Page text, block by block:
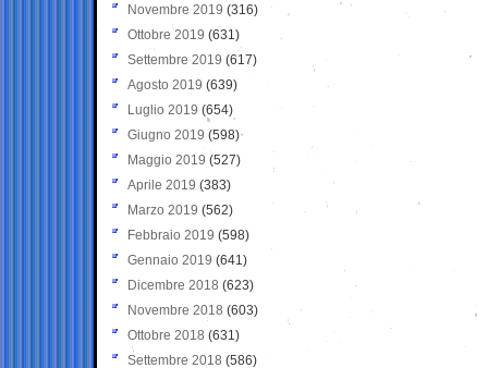
Novembre 2019 (316)
Ottobre 2019 (631)
Settembre 2019 (617)
Agosto 2019 (639)
Luglio 2019 (654)
Giugno 2019 (598)
Maggio 2019 (527)
Aprile 2019 (383)
Marzo 2019 (562)
Febbraio 2019 (598)
Gennaio 2019 (641)
Dicembre 2018 (623)
Novembre 2018 (603)
Ottobre 2018 (631)
Settembre 2018 (586)